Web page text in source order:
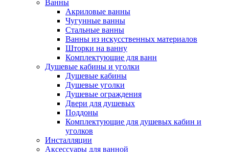
Ванны
Акриловые ванны
Чугунные ванны
Стальные ванны
Ванны из искусственных материалов
Шторки на ванну
Комплектующие для ванн
Душевые кабины и уголки
Душевые кабины
Душевые уголки
Душевые ограждения
Двери для душевых
Поддоны
Комплектующие для душевых кабин и
уголков
Инсталляции
Аксессуары для ванной